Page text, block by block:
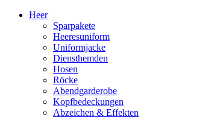
Heer
Sparpakete
Heeresuniform
Uniformjacke
Diensthemden
Hosen
Röcke
Abendgarderobe
Kopfbedeckungen
Abzeichen & Effekten